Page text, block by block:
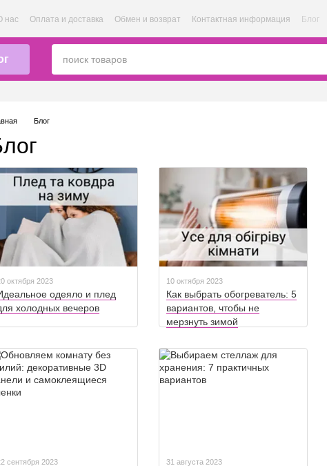
нас Оплата и доставка Обмен и возврат Контактная информация Блог
Блог
октября 2023
одеяло и плед
холодных вечеров
10 октября 2023
Как выбрать обогреватель: 5
вариантов, чтобы не
мерзнуть зимой
сентября 2023 31 августа 2023